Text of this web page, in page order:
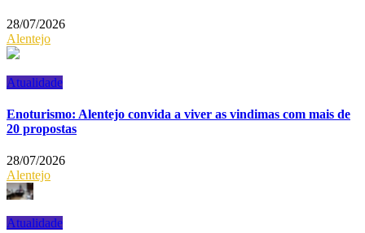
28/07/2026
Alentejo
Atualidade
Enoturismo: Alentejo convida a viver as vindimas com mais de
20 propostas
28/07/2026
Alentejo
Atualidade